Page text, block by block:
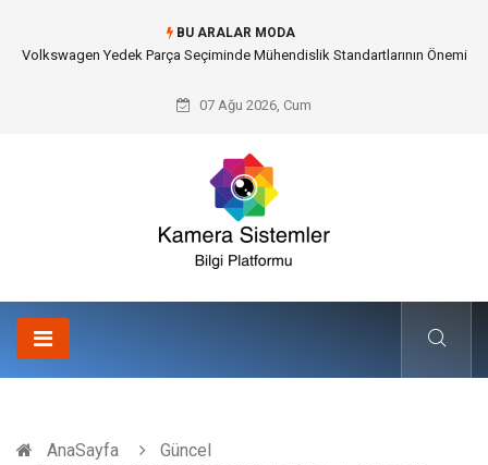
BU ARALAR MODA
Düğün Fotoğrafçısı Seçimiyle Geleceğe Nasıl Bir Miras Bırakacaksınız?
07 Ağu 2026, Cum
AnaSayfa
Güncel